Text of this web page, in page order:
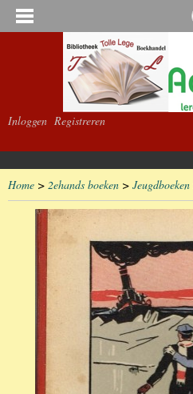
Inloggen Registreren
Home > 2ehands boeken > Jeugdboeken